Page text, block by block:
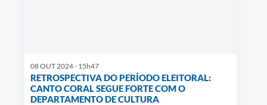
08 OUT 2024 - 15h47
RETROSPECTIVA DO PERÍODO ELEITORAL:
CANTO CORAL SEGUE FORTE COM O
DEPARTAMENTO DE CULTURA